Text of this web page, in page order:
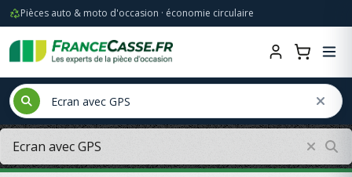
Pièces auto & moto d'occasion · économie circulaire